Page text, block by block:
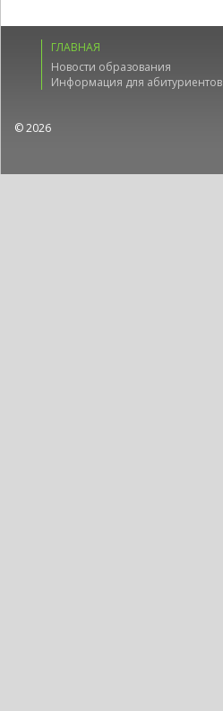
ГЛАВНАЯ
Новости образования
Информация для абитуриентов
© 2026